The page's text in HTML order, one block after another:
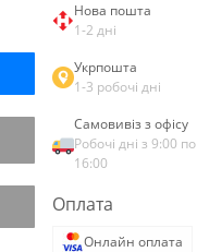
Нова пошта
1-2 дні
Укрпошта
1-3 робочі дні
Самовивіз з офісу
Робочі дні з 9:00 по
16:00
Оплата
Онлайн оплата